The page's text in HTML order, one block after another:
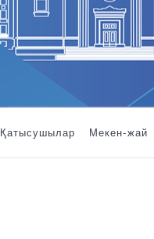
Қатысушылар Мекен-жай